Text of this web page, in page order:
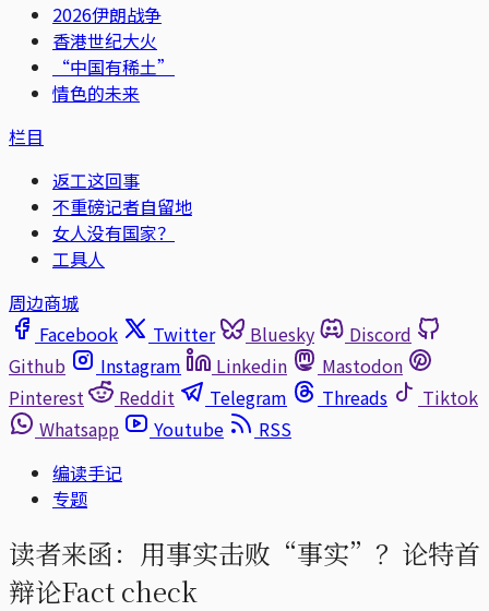
2026伊朗战争
香港世纪大火
“中国有稀土”
情色的未来
栏目
返工这回事
不重磅记者自留地
女人没有国家？
工具人
周边商城
Facebook
Twitter Bluesky
Discord
Github
Instagram Linkedin
Mastodon
Pinterest
Reddit Telegram Threads
Tiktok
Whatsapp
Youtube
RSS
编读手记
专题
读者来函：用事实击败“事实”？论特首
辩论Fact check